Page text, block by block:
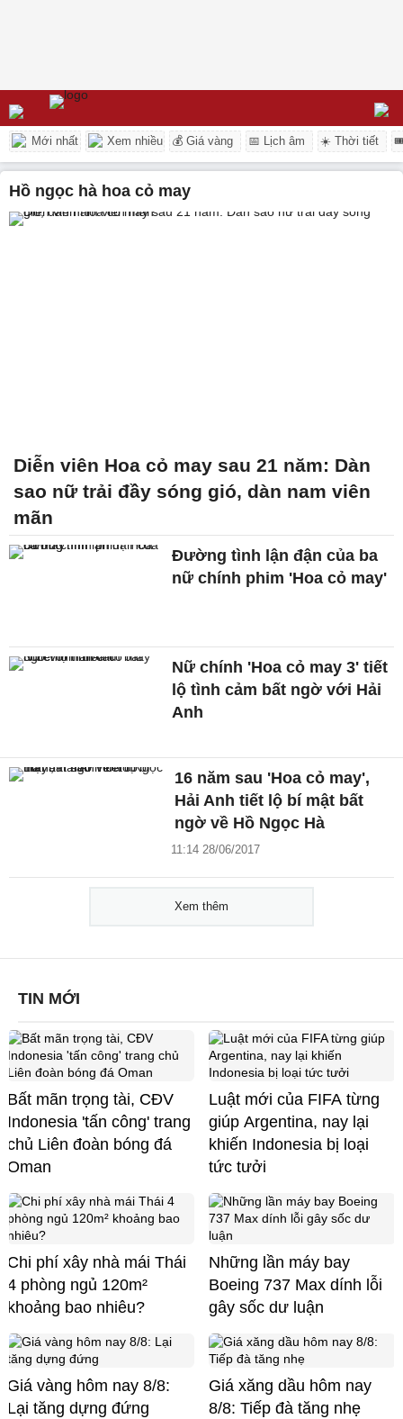
Mới nhất Xem nhiều 💰 Giá vàng 📅 Lịch âm ☀️ Thời tiết
hồ ngọc hà hoa cỏ may
Diễn viên Hoa cỏ may sau 21 năm: Dàn
sao nữ trải đầy sóng gió, dàn nam viên
mãn
Đường tình lận đận của ba
nữ chính phim 'Hoa cỏ may'
Nữ chính 'Hoa cỏ may 3' tiết
lộ tình cảm bất ngờ với Hải
Anh
16 năm sau 'Hoa cỏ may',
Hải Anh tiết lộ bí mật bất
ngờ về Hồ Ngọc Hà
11:14 28/06/2017
Xem thêm
TIN MỚI
Bất mãn trọng tài, CĐV
Indonesia 'tấn công' trang
chủ Liên đoàn bóng đá
Oman
Luật mới của FIFA từng
giúp Argentina, nay lại
khiến Indonesia bị loại
tức tưởi
Chi phí xây nhà mái Thái
4 phòng ngủ 120m²
khoảng bao nhiêu?
Những lần máy bay
Boeing 737 Max dính lỗi
gây sốc dư luận
Giá vàng hôm nay 8/8:
Lại tăng dựng đứng
Giá xăng dầu hôm nay
8/8: Tiếp đà tăng nhẹ